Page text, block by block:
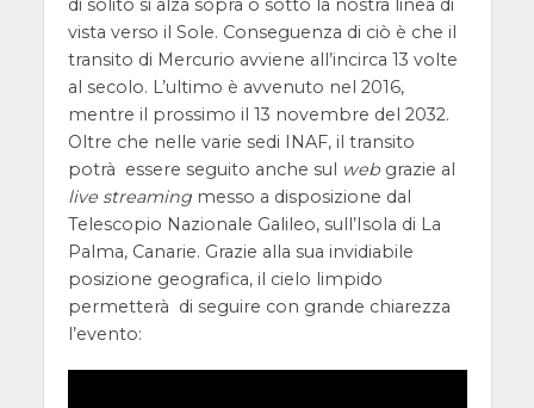
di solito si alza sopra o sotto la nostra linea di
vista verso il Sole. Conseguenza di ciò è che il
transito di Mercurio avviene all’incirca 13 volte
al secolo. L’ultimo è avvenuto nel 2016,
mentre il prossimo il 13 novembre del 2032.
Oltre che nelle varie sedi INAF, il transito
potrà essere seguito anche sul webgrazie al
live streamingmesso a disposizione dal
Telescopio Nazionale Galileo, sull’Isola di La
Palma, Canarie. Grazie alla sua invidiabile
posizione geografica, il cielo limpido
permetterà di seguire con grande chiarezza
l’evento: